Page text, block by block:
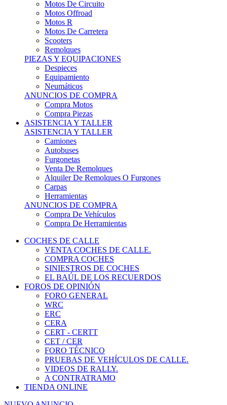
Motos R
Motos De Carretera
Scooters
Remolques
PIEZAS Y EQUIPACIONES
Despieces
Equipamiento
Neumáticos
ANUNCIOS DE COMPRA
Compra Motos
Compra Piezas
ASISTENCIA Y TALLER
ASISTENCIA Y TALLER
Camiones
Autobuses
Furgonetas
Venta De Remolques
Alquiler De Remolques O Furgones
Carpas
Herramientas
ANUNCIOS DE COMPRA
Compra De Vehículos
Compra De Herramientas
COCHES DE CALLE
VENTA COCHES DE CALLE.
COMPRA COCHES
SINIESTROS DE COCHES
EL BAÚL DE LOS RECUERDOS
FOROS DE OPINIÓN
FORO GENERAL
WRC
ERC
CERA
CERT - CERTT
CET / CER
FORO TÉCNICO
PRUEBAS DE VEHÍCULOS DE CALLE.
VIDEOS DE RALLY.
A CONTRATRAMO
TIENDA ONLINE
NUEVO ANUNCIO